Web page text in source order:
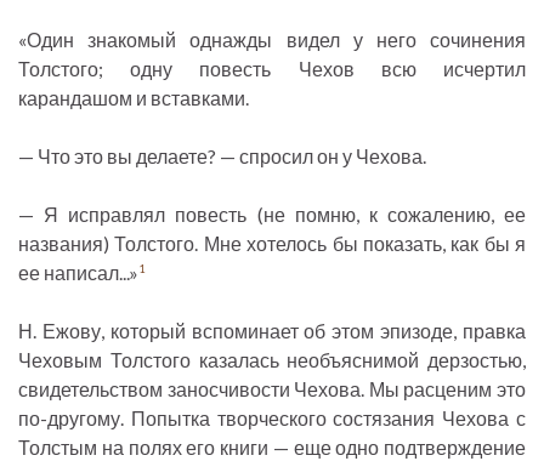
«Один знакомый однажды видел у него сочинения
Толстого; одну повесть Чехов всю исчертил
карандашом и вставками.
— Что это вы делаете? — спросил он у Чехова.
— Я исправлял повесть (не помню, к сожалению, ее
названия) Толстого. Мне хотелось бы показать, как бы я
ее написал...»1
Н. Ежову, который вспоминает об этом эпизоде, правка
Чеховым Толстого казалась необъяснимой дерзостью,
свидетельством заносчивости Чехова. Мы расценим это
по-другому. Попытка творческого состязания Чехова с
Толстым на полях его книги — еще одно подтверждение